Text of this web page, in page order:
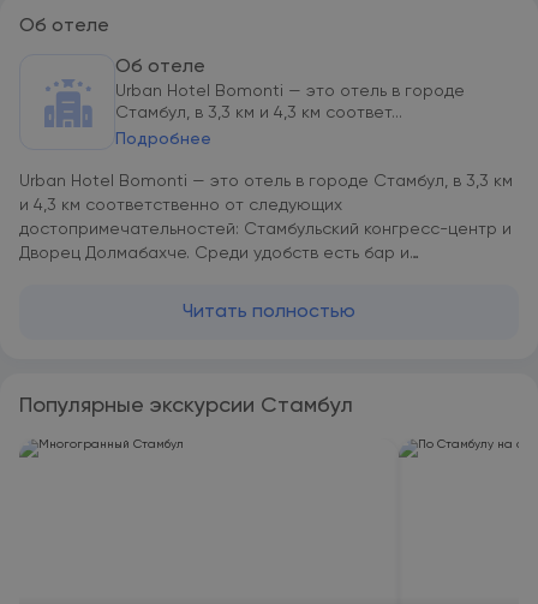
Об отеле
Об отеле
Urban Hotel Bomonti — это отель в городе
Стамбул, в 3,3 км и 4,3 км соответ...
Подробнее
Urban Hotel Bomonti — это отель в городе Стамбул, в 3,3 км
и 4,3 км соответственно от следующих
достопримечательностей: Стамбульский конгресс-центр и
Дворец Долмабахче. Среди удобств есть бар и
располагается в 4,4 км и 4,4 км соответственно от таких
стойки регистрации, воспользоваться трансфером от/до
аэропорта или общим лаунджем, а также подключиться к
бесплатному Wi-Fi на всей территории. В номерах Urban
Читать полностью
Популярные экскурсии Стамбул